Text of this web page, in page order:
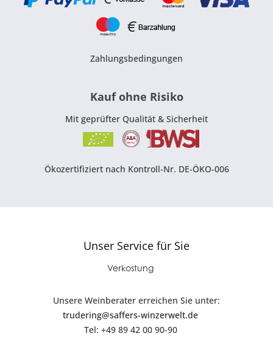
Zahlungsbedingungen
Kauf ohne Risiko
Mit geprüfter Qualität & Sicherheit
Ökozertifiziert nach Kontroll-Nr. DE-ÖKO-006
Unser Service für Sie
Verkostung
Unsere Weinberater erreichen Sie unter:
trudering@saffers-winzerwelt.de
Tel: +49 89 42 00 90-90